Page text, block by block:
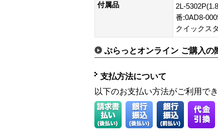
付属品
2L-
番:0AD8-
クイックス
ぷらっとオンライン ご購入の
支払方法について
以下のお支払い方法がご利用で